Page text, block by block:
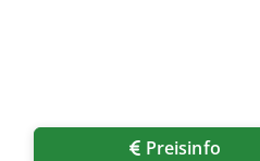
Preisinfo